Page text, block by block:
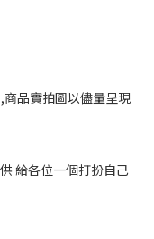
品實拍圖以儘量呈現
給各位一個打扮自己